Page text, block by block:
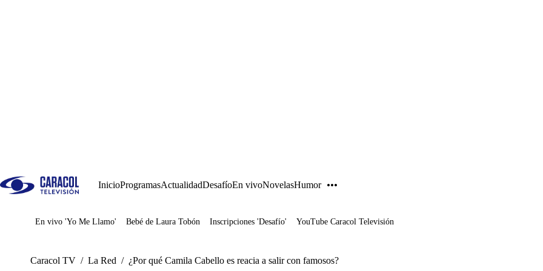
InicioProgramasActualidadDesafíoEn vivoNovelasHumor
Juegos
En vivo 'Yo Me Llamo' Bebé de Laura Tobón Inscripciones 'Desafío' YouTube Caracol Televisión
Caracol TV / La Red / ¿Por qué Camila Cabello es reacia a salir con famosos?